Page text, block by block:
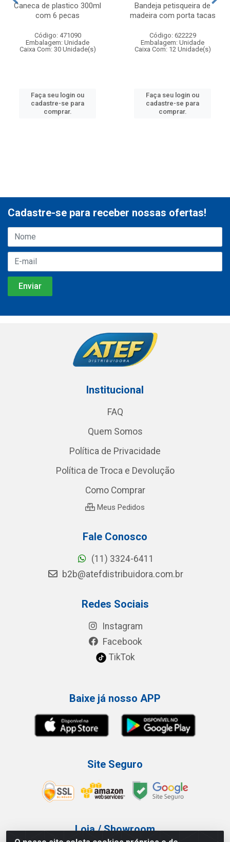
Caneca de plastico 300ml
com 6 pecas
Código: 471090
Embalagem: Unidade
Caixa Com: 30 Unidade(s)
Faça seu login ou
cadastre-se para
comprar.
Bandeja petisqueira de
madeira com porta tacas
Código: 622229
Embalagem: Unidade
Caixa Com: 12 Unidade(s)
Faça seu login ou
cadastre-se para
comprar.
Cadastre-se para receber nossas ofertas!
Institucional
FAQ
Quem Somos
Política de Privacidade
Política de Troca e Devolução
Como Comprar
Meus Pedidos
Fale Conosco
(11) 3324-6411
b2b@atefdistribuidora.com.br
Redes Sociais
Instagram
Facebook
TikTok
Baixe já nosso APP
Site Seguro
Loja / Showroom